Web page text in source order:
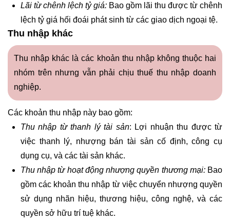
Lãi từ chênh lệch tỷ giá: Bao gồm lãi thu được từ chênh
lệch tỷ giá hối đoái phát sinh từ các giao dịch ngoại tệ.
Thu nhập khác
Thu nhập khác là các khoản thu nhập không thuộc hai
nhóm trên nhưng vẫn phải chịu thuế thu nhập doanh
nghiệp.
Các khoản thu nhập này bao gồm:
Thu nhập từ thanh lý tài sản: Lợi nhuận thu được từ
việc thanh lý, nhượng bán tài sản cố định, công cụ
dụng cụ, và các tài sản khác.
Thu nhập từ hoạt động nhượng quyền thương mại:Bao
gồm các khoản thu nhập từ việc chuyển nhượng quyền
sử dụng nhãn hiệu, thương hiệu, công nghệ, và các
quyền sở hữu trí tuệ khác.